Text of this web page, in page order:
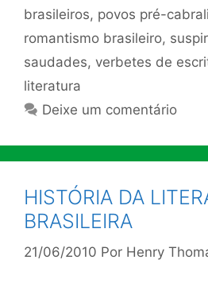
brasileiros, povos pré-
romantismo brasileiro,
saudades, verbetes de
literatura
Deixe um comentário
HISTÓRIA DA
BRASILEIRA
21/06/2010 Por Henry